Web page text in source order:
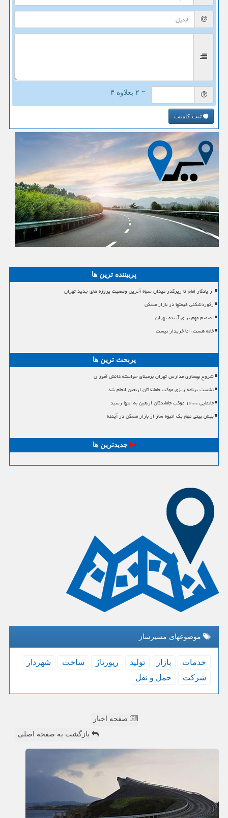
= ۲ بعلاوه ۳
ثبت کامنت
پربیننده ترین ها
از یادگار امام تا زیرگذر میدان سپاه آخرین وضعیت پروژه های جدید تهران
رکوردشکنی قیمتها در بازار مسکن
تصمیم مهم برای آینده تهران
خانه هست، اما خریدار نیست
پربحث ترین ها
شروع بهسازی مدارس تهران برمبنای خواسته دانش آموزان
نشست برنامه ریزی موکب جاماندگان اربعین انجام شد
جانمایی ۱۲۰۰ موکب جاماندگان اربعین به انتها رسید
پیش بینی مهم یک انبوه ساز از بازار مسکن در آینده
جدیدترین ها
موضوعهای مسیرساز
خدمات بازار تولید رپورتاژ ساخت
شهردار
شركت
حمل و نقل
صفحه اخبار
بازگشت به صفحه اصلی